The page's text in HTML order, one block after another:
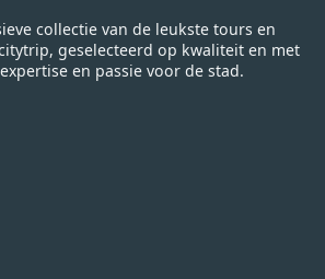
collectie van de leukste tours en
geselecteerd op kwaliteit en met
en passie voor de stad.